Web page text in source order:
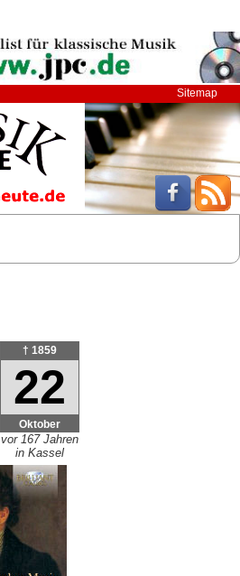
Sitemap
† 1859
22
Oktober
vor 167 Jahren
in Kassel